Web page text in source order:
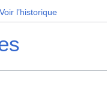
Voir l’historique